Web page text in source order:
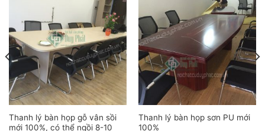
Thanh lý bàn họp gỗ vân sồi
mới 100%, có thể ngồi 8-10
Thanh lý bàn họp sơn PU mới
100%